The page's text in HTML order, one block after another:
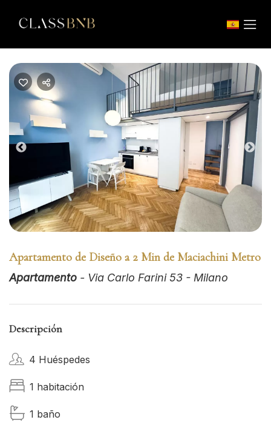
Apartamento de Diseño a 2 Min de Maciachini Metro
Apartamento - Via Carlo Farini 53 - Milano
Descripción
4 Huéspedes
1 habitación
1 baño